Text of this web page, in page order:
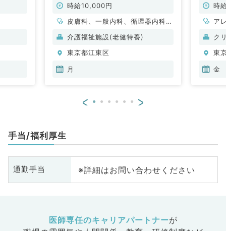
集です（内科系、皮膚科／非常勤）
時給10,000円
皮膚科、一般内科、循環器内科、
呼吸器内科、消化器内科、内分
介護福祉施設(老健特養)
東京都江東区
月
ギー時
ア
ク
東
金
< >
手当/福利厚生
通勤手当 ※詳細はお問い合わせください
医師専任のキャリアパートナーが